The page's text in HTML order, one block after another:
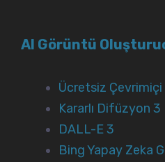
AI Görüntü
Ücretsiz Çevrimiçi
Kararlı Difüzyon 3
DALL-E 3
Bing Yapay Zeka